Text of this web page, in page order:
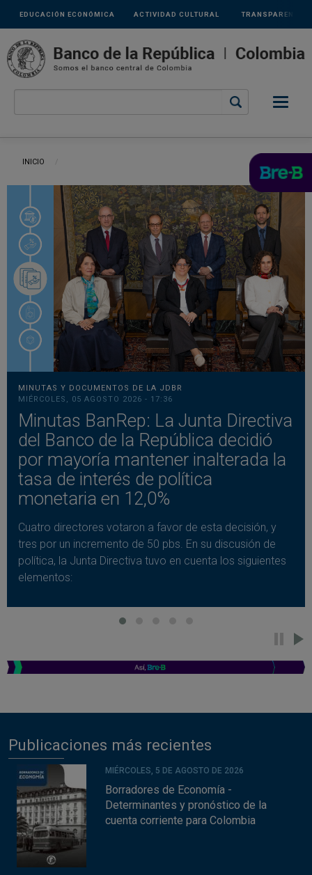
Pasar al contenido principal
Links
secundarios
ACTIVIDAD CULTURAL
EDUCACIÓN ECONÓMICA TRANSPARENCIA
Ruta de navegación
INICIO
MINUTAS Y DOCUMENTOS DE LA JDBR
MIÉRCOLES, 05 AGOSTO 2026 - 17:36
Minutas BanRep: La Junta Directiva
del Banco de la República decidió
por mayoría mantener inalterada la
tasa de interés de política
monetaria en 12,0%
Cuatro directores votaron a favor de esta decisión, y
tres por un incremento de 50 pbs. En su discusión de
política, la Junta Directiva tuvo en cuenta los siguientes
elementos:
Publicaciones más recientes
MIÉRCOLES, 5 DE AGOSTO DE 2026
Borradores de Economía -
Determinantes y pronóstico de la
cuenta corriente para Colombia